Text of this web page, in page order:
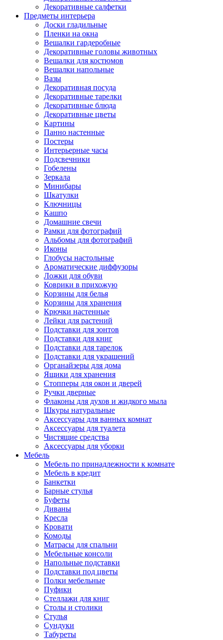
Декоративные салфетки
Предметы интерьера
Доски гладильные
Пленки на окна
Вешалки гардеробные
Декоративные головы животных
Вешалки для костюмов
Вешалки напольные
Вазы
Декоративная посуда
Декоративные тарелки
Декоративные блюда
Декоративные цветы
Картины
Панно настенные
Постеры
Интерьерные часы
Подсвечники
Гобелены
Зеркала
Минибары
Шкатулки
Ключницы
Кашпо
Домашние свечи
Рамки для фотографий
Альбомы для фотографий
Иконы
Глобусы настольные
Ароматические диффузоры
Ложки для обуви
Коврики в прихожую
Корзины для белья
Корзины для хранения
Крючки настенные
Лейки для растений
Подставки для зонтов
Подставки для книг
Подставки для тарелок
Подставки для украшений
Органайзеры для дома
Ящики для хранения
Стопперы для окон и дверей
Ручки дверные
Флаконы для духов и жидкого мыла
Шкуры натуральные
Аксессуары для ванных комнат
Аксессуары для туалета
Чистящие средства
Аксессуары для уборки
Мебель
Мебель по принадлежности к комнате
Мебель в кредит
Банкетки
Барные стулья
Буфеты
Диваны
Кресла
Кровати
Комоды
Матрасы для спальни
Мебельные консоли
Напольные подставки
Подставки под цветы
Полки мебельные
Пуфики
Стеллажи для книг
Столы и столики
Стулья
Сундуки
Табуреты